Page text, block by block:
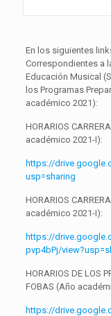
En los siguientes
Correspondientes a
Educación Musical
los Programas
académico 2021):
HORARIOS
académico 2021-I):
https://
usp=sharing
HORARIOS
académico 2021-I):
https://
pvp4bPj/
HORARIOS DE LOS
FOBAS (Año
https://